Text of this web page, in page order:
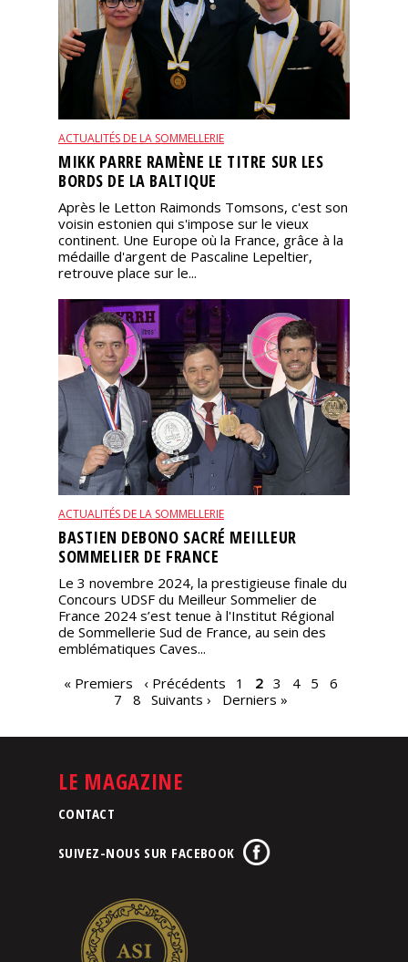
ACTUALITÉS DE LA SOMMELLERIE
MIKK PARRE RAMÈNE LE TITRE SUR LES
BORDS DE LA BALTIQUE
Après le Letton Raimonds Tomsons, c'est son
voisin estonien qui s'impose sur le vieux
continent. Une Europe où la France, grâce à la
médaille d'argent de Pascaline Lepeltier,
retrouve place sur le...
ACTUALITÉS DE LA SOMMELLERIE
BASTIEN DEBONO SACRÉ MEILLEUR
SOMMELIER DE FRANCE
Le 3 novembre 2024, la prestigieuse finale du
Concours UDSF du Meilleur Sommelier de
France 2024 s’est tenue à l'Institut Régional
de Sommellerie Sud de France, au sein des
emblématiques Caves...
PAGES
« Premiers ‹ Précédents 1 2 3 4 5
6
7
8 Suivants › Derniers »
LE MAGAZINE
CONTACT
SUIVEZ-NOUS SUR FACEBOOK